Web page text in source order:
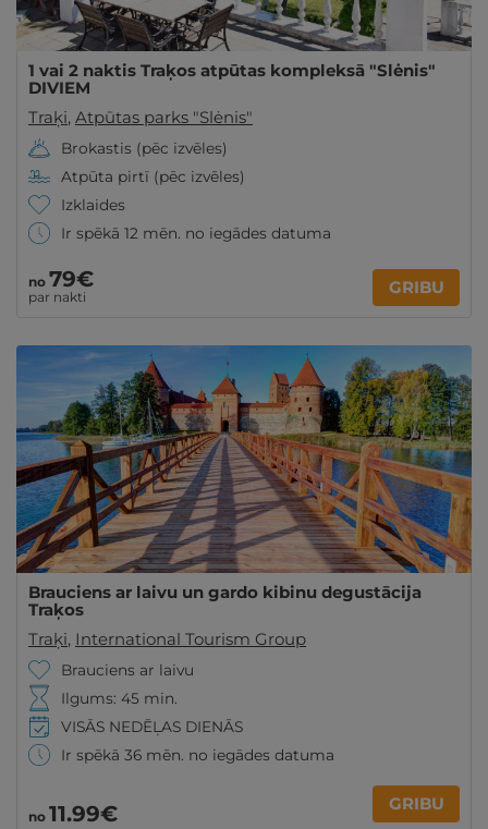
1 vai 2 naktis Traķos atpūtas kompleksā "Slėnis"
DIVIEM
Traķi, Atpūtas parks "Slėnis"
Brokastis (pēc izvēles)
Atpūta pirtī (pēc izvēles)
Izklaides
Ir spēkā 12 mēn. no iegādes datuma
no 79€
par nakti GRIBU
Brauciens ar laivu un gardo kibinu degustācija
Traķos
Traķi, International Tourism Group
Brauciens ar laivu
Ilgums: 45 min.
VISĀS NEDĒĻAS DIENĀS
Ir spēkā 36 mēn. no iegādes datuma
no 11.99€ GRIBU